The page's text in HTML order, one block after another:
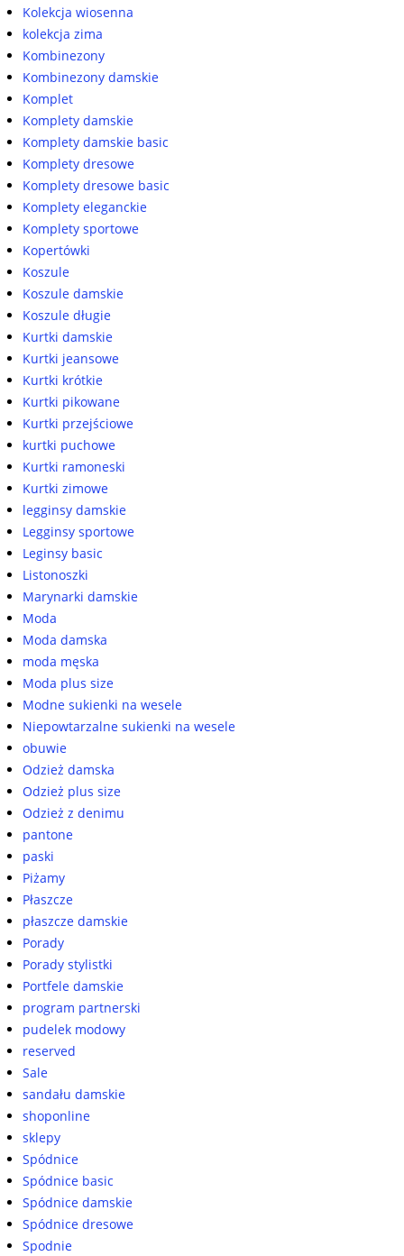
Kolekcja wiosenna
kolekcja zima
Kombinezony
Kombinezony damskie
Komplet
Komplety damskie
Komplety damskie basic
Komplety dresowe
Komplety dresowe basic
Komplety eleganckie
Komplety sportowe
Kopertówki
Koszule
Koszule damskie
Koszule długie
Kurtki damskie
Kurtki jeansowe
Kurtki krótkie
Kurtki pikowane
Kurtki przejściowe
kurtki puchowe
Kurtki ramoneski
Kurtki zimowe
legginsy damskie
Legginsy sportowe
Leginsy basic
Listonoszki
Marynarki damskie
Moda
Moda damska
moda męska
Moda plus size
Modne sukienki na wesele
Niepowtarzalne sukienki na wesele
obuwie
Odzież damska
Odzież plus size
Odzież z denimu
pantone
paski
Piżamy
Płaszcze
płaszcze damskie
Porady
Porady stylistki
Portfele damskie
program partnerski
pudelek modowy
reserved
Sale
sandału damskie
shoponline
sklepy
Spódnice
Spódnice basic
Spódnice damskie
Spódnice dresowe
Spodnie